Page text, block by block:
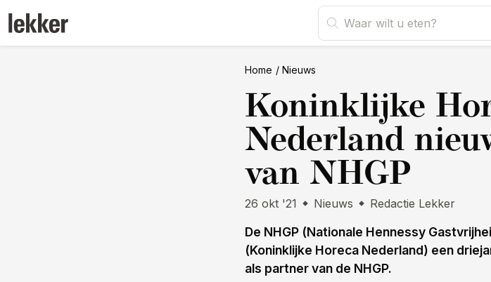
Home Nieuws
Koninklijke
Nederland
van NHGP
26 okt '21 Nieuws Redactie Lekker
De NHGP (Nationale Hennessy
(Koninklijke Horeca Nederland) een
als partner van de NHGP.